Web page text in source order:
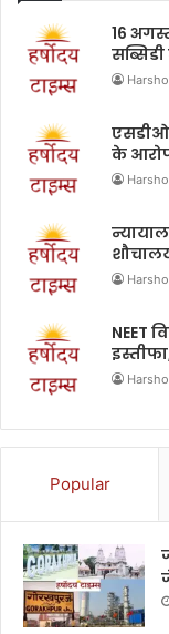
16
एसडीओ
के
NEET
Popular